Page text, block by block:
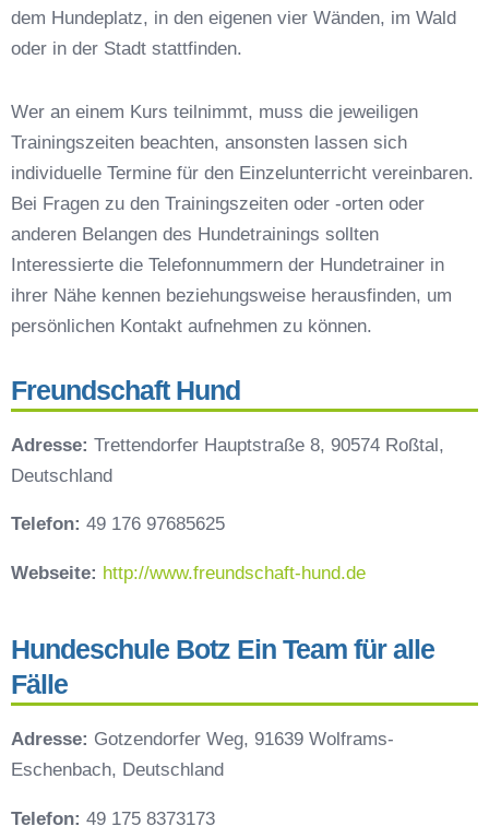
Windsbach
So findet man den richtigen Hundetrainer in
Hundeschule
dem Hundeplatz, in den eigenen vier Wänden, im Wald
oder in der Stadt stattfinden.
Wer an einem Kurs teilnimmt, muss die jeweiligen
Trainingszeiten beachten, ansonsten lassen sich
individuelle Termine für den Einzelunterricht vereinbaren.
Bei Fragen zu den Trainingszeiten oder -orten oder
anderen Belangen des Hundetrainings sollten
Interessierte die Telefonnummern der Hundetrainer in
ihrer Nähe kennen beziehungsweise herausfinden, um
persönlichen Kontakt aufnehmen zu können.
Freundschaft Hund
Adresse: Trettendorfer Hauptstraße 8, 90574 Roßtal,
Deutschland
Telefon: 49 176 97685625
Webseite: http://www.freundschaft-hund.de
Hundeschule Botz Ein Team für alle
Fälle
Adresse: Gotzendorfer Weg, 91639 Wolframs-
Eschenbach, Deutschland
Telefon: 49 175 8373173